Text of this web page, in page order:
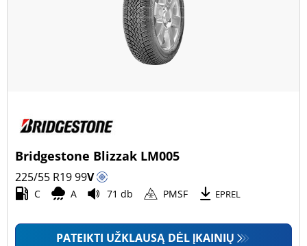
Bridgestone Blizzak LM005
225/55 R1999V
C A 71 db PMSF EPREL
PATEIKTI UŽKLAUSĄ DĖL ĮKAINIŲ